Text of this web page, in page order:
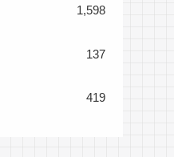
1,598
137
419